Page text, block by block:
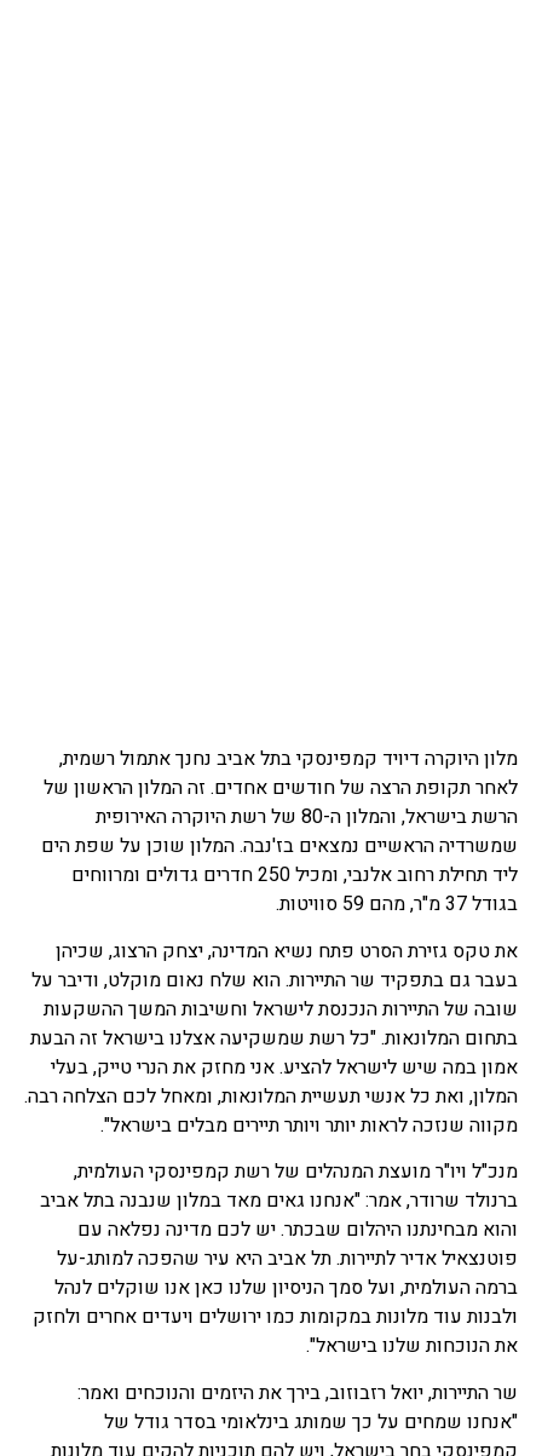
מלון היוקרה דיויד קמפינסקי בתל אביב נחנך אתמול רשמית,
לאחר תקופת הרצה של חודשים אחדים. זה המלון הראשון של
הרשת בישראל, והמלון ה-80 של רשת היוקרה האירופית
שמשרדיה הראשיים נמצאים בז'נבה. המלון שוכן על שפת הים
ליד תחילת רחוב אלנבי, ומכיל 250 חדרים גדולים ומרווחים
בגודל 37 מ"ר, מהם 59 סוויטות.
את טקס גזירת הסרט פתח נשיא המדינה, יצחק הרצוג, שכיהן
בעבר גם בתפקיד שר התיירות. הוא שלח נאום מוקלט, ודיבר על
שובה של התיירות הנכנסת לישראל וחשיבות המשך ההשקעות
בתחום המלונאות. "כל רשת שמשקיעה אצלנו בישראל זה הבעת
אמון במה שיש לישראל להציע. אני מחזק את הנרי טייק, בעלי
המלון, ואת כל אנשי תעשיית המלונאות, ומאחל לכם הצלחה רבה.
מקווה שנזכה לראות יותר ויותר תיירים מבלים בישראל".
מנכ"ל ויו"ר מועצת המנהלים של רשת קמפינסקי העולמית,
ברנולד שרודר, אמר: "אנחנו גאים מאד במלון שנבנה בתל אביב
והוא מבחינתנו היהלום שבכתר. יש לכם מדינה נפלאה עם
פוטנצאיל אדיר לתיירות. תל אביב היא עיר שהפכה למותג-על
ברמה העולמית, ועל סמך הניסיון שלנו כאן אנו שוקלים לנהל
ולבנות עוד מלונות במקומות כמו ירושלים ויעדים אחרים ולחזק
את הנוכחות שלנו בישראל".
שר התיירות, יואל רזבוזוב, בירך את היזמים והנוכחים ואמר:
"אנחנו שמחים על כך שמותג בינלאומי בסדר גודל של